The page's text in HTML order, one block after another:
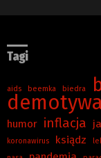
Tagi
aids beemka biedra
humor inflacja
koronawirus ksiądz